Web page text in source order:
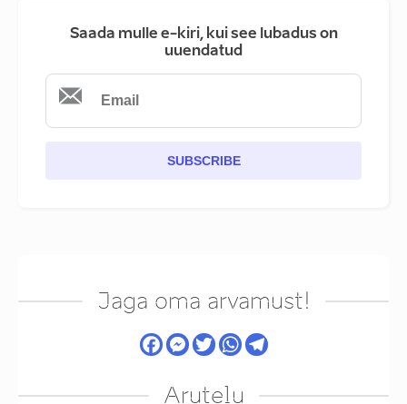
Saada mulle e-kiri, kui see lubadus on
uuendatud
SUBSCRIBE
Jaga oma arvamust!
Arutelu